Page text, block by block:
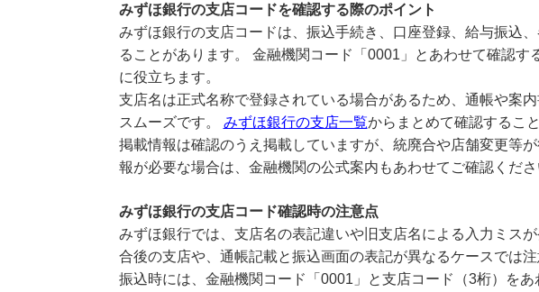
みずほ銀行の支店コードを確認する際のポイント
みずほ銀行の支店コードは、振込手続き、口座登録、給与振込
ることがあります。 金融機関コード「0001」とあわせて確認す
に役立ちます。
支店名は正式名称で登録されている場合があるため、通帳や案
スムーズです。 みずほ銀行の支店一覧からまとめて確認するこ
掲載情報は確認のうえ掲載していますが、統廃合や店舗変更等
報が必要な場合は、金融機関の公式案内もあわせてご確認くださ
みずほ銀行の支店コード確認時の注意点
みずほ銀行では、支店名の表記違いや旧支店名による入力ミス
合後の支店や、通帳記載と振込画面の表記が異なるケースでは注
振込時には、金融機関コード「0001」と支店コード（3桁）を